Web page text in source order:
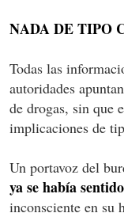
NADA DE TIPO
Todas las
autoridades
de drogas, sin que
implicaciones de
Un portavoz del
ya se había
inconsciente en su